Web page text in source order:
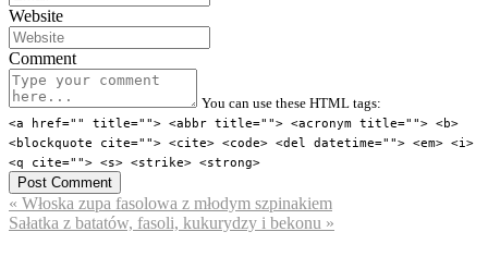
Website
Comment
You can use these HTML tags:
<a href="" title=""> <abbr title=""> <acronym title=""> <b>
<blockquote cite=""> <cite> <code> <del datetime=""> <em> <i>
<q cite=""> <s> <strike> <strong>
« Włoska zupa fasolowa z młodym szpinakiem
Sałatka z batatów, fasoli, kukurydzy i bekonu »